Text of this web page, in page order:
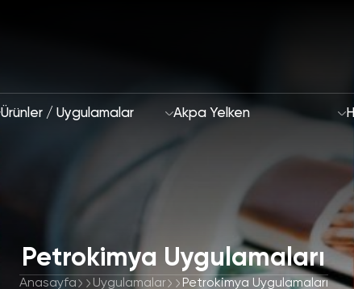
2028 Stratejimiz
Sürdürülebilirlik
Ürünler / Uygulamalar Akpa Yelken
Petrokimya Uygulamaları
Anasayfa Uygulamalar Petrokimya Uygulamaları